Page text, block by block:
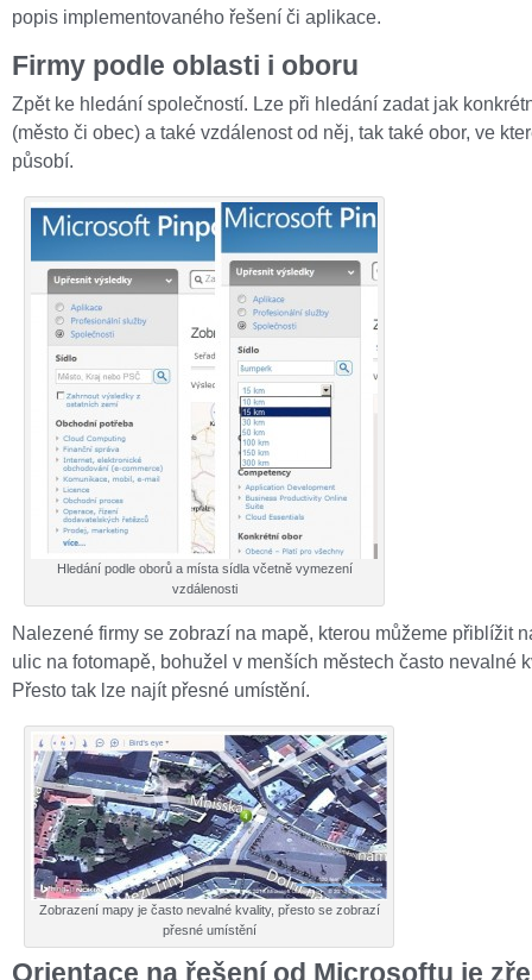
popis implementovaného řešení či aplikace.
Firmy podle oblasti i oboru
Zpět ke hledání společností. Lze při hledání zadat jak
(město či obec) a také vzdálenost od něj, tak také obor, ve
působí.
Hledání podle oborů a místa sídla včetně vymezení
vzdálenosti
Nalezené firmy se zobrazí na mapě, kterou můžeme přiblížit
ulic na fotomapě, bohužel v menších městech často nevalné
Přesto tak lze najít přesné umístění.
Zobrazení mapy je často nevalné kvality, přesto se zobrazí
přesné umístění
Orientace na řešení od Microsoftu je